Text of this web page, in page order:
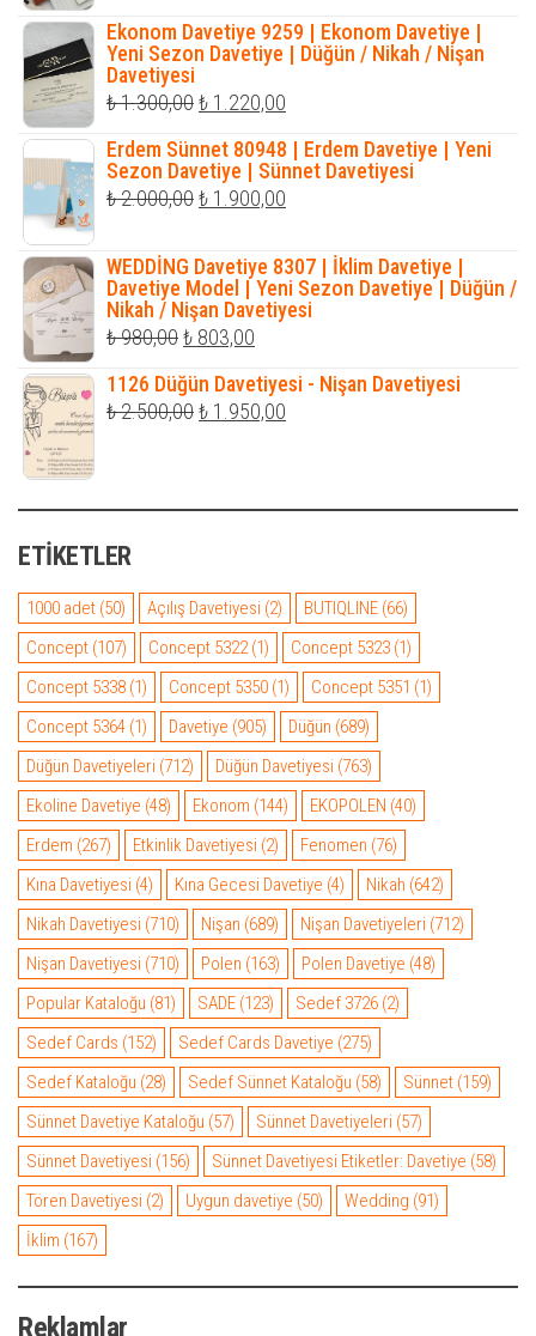
₺ 1.500,00.
andaki
fiyat:
Ekonom Davetiye 9259 | Ekonom Davetiye |
Yeni Sezon Davetiye | Düğün / Nikah / Nişan
Davetiyesi
₺1.300,00Orijinal
₺ 1.300,00.
₺ 1.220,00
andaki
fiyat:
₺ 1.220,00.
Erdem Sünnet 80948 | Erdem Davetiye | Yeni
Sezon Davetiye | Sünnet Davetiyesi
₺2.000,00Orijinal
₺ 2.000,00.
₺ 1.900,00
fiyat:
₺ 1.900,00.
WEDDİNG Davetiye 8307 | İklim Davetiye |
Davetiye Model | Yeni Sezon Davetiye | Düğün /
Nikah / Nişan Davetiyesi
₺980,00Orijinal
fiyat:
₺ 980,00.
₺ 803,00
fiyat:
1126 Düğün Davetiyesi - Nişan Davetiyesi
₺2.500,00Orijinal
₺ 1.950,00
₺ 1.950,00.
ETIKETLER
1000 adet (50) Açılış Davetiyesi (2) BUTIQLINE (66)
Concept (107) Concept 5322(1) Concept 5323 (1)
Concept 5338 (1) Concept 5350 (1) Concept 5351 (1)
Concept 5364 (1) Davetiye (905) Düğün (689)
Düğün Davetiyeleri (712) Düğün Davetiyesi (763)
Ekoline Davetiye (48) Ekonom (144) EKOPOLEN (40)
Erdem (267) Etkinlik Davetiyesi (2) Fenomen (76)
Kına Davetiyesi (4) Kına Gecesi Davetiye (4) Nikah (642)
Nikah Davetiyesi (710) Nişan (689) Nişan Davetiyeleri (712)
Nişan Davetiyesi (710) Polen (163) Polen Davetiye (48)
Popular Kataloğu (81) SADE (123) Sedef 3726 (2)
Sedef Cards (152) Sedef Cards Davetiye (275)
Sedef Kataloğu (28) Sedef Sünnet Kataloğu (58) Sünnet (159)
Sünnet Davetiye Kataloğu (57) Sünnet Davetiyeleri (57)
Sünnet Davetiyesi (156) Sünnet Davetiyesi Etiketler: Davetiye (58)
Tören Davetiyesi (2) Uygun davetiye (50) Wedding (91)
İklim (167)
Reklamlar